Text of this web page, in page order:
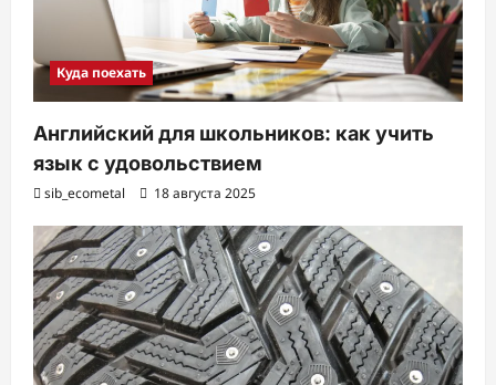
Куда поехать
Английский для школьников: как учить
язык с удовольствием
sib_ecometal 18 августа 2025